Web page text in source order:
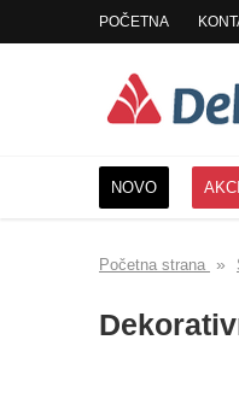
POČETNA
NOVO
Početna strana »